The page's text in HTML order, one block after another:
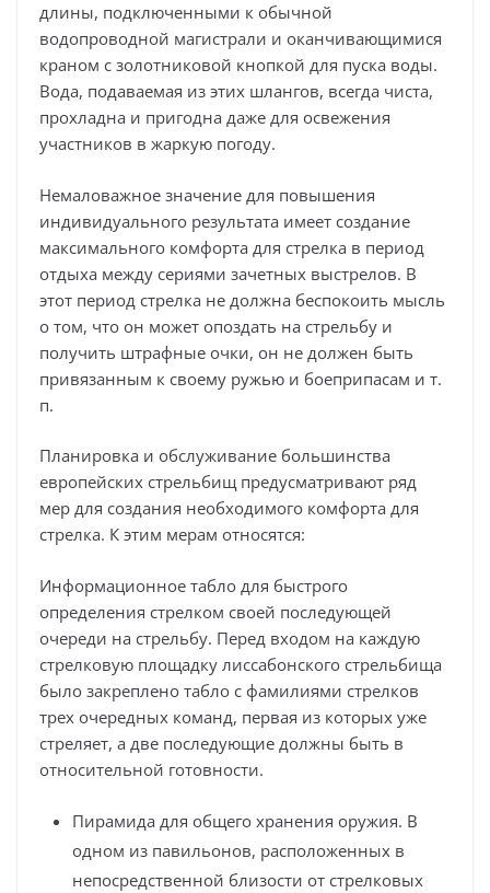
длины, подключенными к обычной
водопроводной магистрали и оканчивающимися
краном с золотниковой кнопкой для пуска воды.
Вода, подаваемая из этих шлангов, всегда чиста,
прохладна и пригодна даже для освежения
участников в жаркую погоду.
Немаловажное значение для повышения
индивидуального результата имеет создание
максимального комфорта для стрелка в период
отдыха между сериями зачетных выстрелов. В
этот период стрелка не должна беспокоить мысль
о том, что он может опоздать на стрельбу и
получить штрафные очки, он не должен быть
привязанным к своему ружью и боеприпасам и т.
п.
Планировка и обслуживание большинства
европейских стрельбищ предусматривают ряд
мер для создания необходимого комфорта для
стрелка. К этим мерам относятся:
Информационное табло для быстрого
определения стрелком своей последующей
очереди на стрельбу. Перед входом на каждую
стрелковую площадку лиссабонского стрельбища
было закреплено табло с фамилиями стрелков
трех очередных команд, первая из которых уже
стреляет, а две последующие должны быть в
относительной готовности.
Пирамида для общего хранения оружия. В
одном из павильонов, расположенных в
непосредственной близости от стрелковых